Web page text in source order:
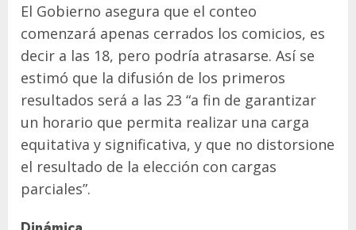
El Gobierno asegura que el conteo
comenzará apenas cerrados los comicios, es
decir a las 18, pero podría atrasarse. Así se
estimó que la difusión de los primeros
resultados será a las 23 “a fin de garantizar
un horario que permita realizar una carga
equitativa y significativa, y que no distorsione
el resultado de la elección con cargas
parciales”.